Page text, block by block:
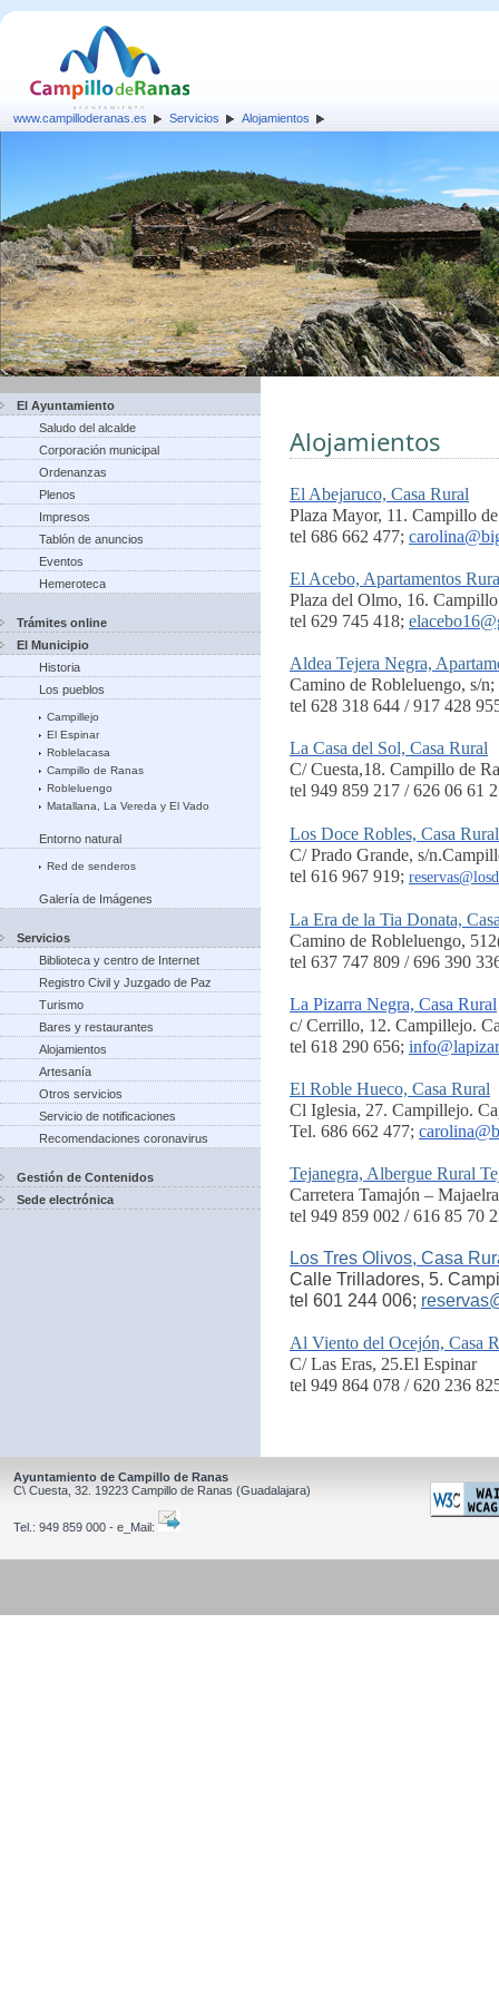
www.campilloderanas.es Servicios Alojamientos
El Ayuntamiento
Saludo del alcalde
Corporación municipal
Ordenanzas
Plenos
Impresos
Tablón de anuncios
Eventos
Hemeroteca
Trámites online
El Municipio
Historia
Los pueblos
Campillejo
El Espinar
Roblelacasa
Campillo de Ranas
Robleluengo
Matallana, La Vereda y El Vado
Entorno natural
Red de senderos
Galería de Imágenes
Servicios
Biblioteca y centro de Internet
Registro Civil y Juzgado de Paz
Turismo
Bares y restaurantes
Alojamientos
Artesanía
Otros servicios
Servicio de notificaciones
Recomendaciones coronavirus
Gestión de Contenidos
Sede electrónica
Alojamientos
El Abejaruco, Casa Rural
Plaza Mayor, 11. Campillo
tel 686 662 477;
El Acebo, Apartamentos
Plaza del Olmo, 16.
tel 629 745 418;
Aldea Tejera Negra,
Camino de Robleluengo, s/
tel 628 318 644 / 917 428
La Casa del Sol, Casa Rural
C/ Cuesta,18. Campillo de
tel 949 859 217 / 626 06 61
Los Doce Robles, Casa Rural
C/ Prado Grande, s/
tel 616 967 919;
La Era de la Tia Donata,
Camino de Robleluengo,
tel 637 747 809 / 696 390
La Pizarra Negra, Casa Rural
c/ Cerrillo, 12. Campillejo.
tel 618 290 656;
El Roble Hueco, Casa Rural
Cl Iglesia, 27. Campillejo.
Tel. 686 662 477;
Tejanegra, Albergue Rural
Carretera Tamajón –
tel 949 859 002 / 616 85 70
Los Tres Olivos, Casa
Calle Trilladores, 5.
tel 601 244 006;
Al Viento del Ocejón, Casa
C/ Las Eras, 25.El Espinar
tel 949 864 078 / 620 236
Ayuntamiento de Campillo de Ranas
C\ Cuesta, 32. 19223 Campillo de Ranas (Guadalajara)
Tel.: 949 859 000 - e_Mail: